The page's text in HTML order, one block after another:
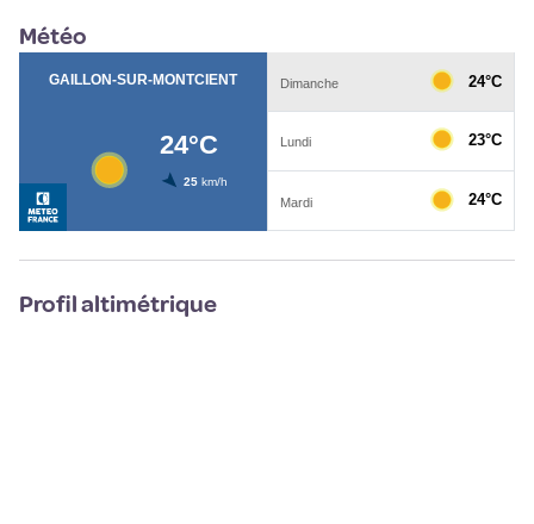
Météo
Profil altimétrique